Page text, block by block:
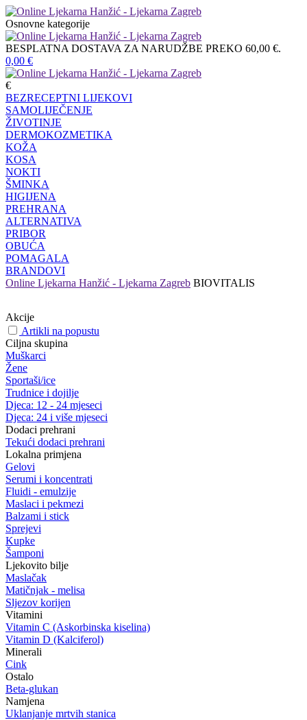
Osnovne kategorije
BESPLATNA DOSTAVA ZA NARUDŽBE PREKO 60,00 €.
0,00 €
€
BEZRECEPTNI LIJEKOVI
SAMOLIJEČENJE
ŽIVOTINJE
DERMOKOZMETIKA
KOŽA
KOSA
NOKTI
ŠMINKA
HIGIJENA
PREHRANA
ALTERNATIVA
PRIBOR
OBUĆA
POMAGALA
BRANDOVI
Online Ljekarna Hanžić - Ljekarna Zagreb BIOVITALIS
Akcije
Artikli na popustu
Ciljna skupina
Muškarci
Žene
Sportaši/ice
Trudnice i dojilje
Djeca: 12 - 24 mjeseci
Djeca: 24 i više mjeseci
Dodaci prehrani
Tekući dodaci prehrani
Lokalna primjena
Gelovi
Serumi i koncentrati
Fluidi - emulzije
Maslaci i pekmezi
Balzami i stick
Sprejevi
Kupke
Šamponi
Ljekovito bilje
Maslačak
Matičnjak - melisa
Sljezov korijen
Vitamini
Vitamin C (Askorbinska kiselina)
Vitamin D (Kalciferol)
Minerali
Cink
Ostalo
Beta-glukan
Namjena
Uklanjanje mrtvih stanica